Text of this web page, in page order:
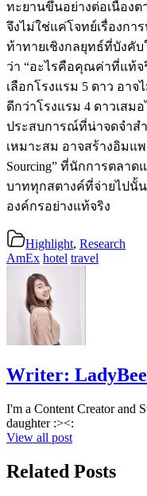
ทะยานขึ้นอย่างต่อเนื่อง
จึงไม่ใช่แค่โจทย์เรื่องก
ท้าทายเชิงกลยุทธ์ที่บังคับ
ว่า “อะไรคือคุณค่าที่แท้จ
เลือกโรงแรม 5 ดาว อา
ดีกว่าโรงแรม 4 ดาวเสม
ประสบการณ์ที่น่าจดจำส
เหมาะสม อาจสร้างอิมแ
Sourcing” ที่นักการตลา
บาททุกสตางค์ที่จ่ายไปนั้
องค์กรอย่างแท้จริง
Highlight, Research
AmEx hotel travel
Writer: LadyBee
I'm a Content Creator and
daughter :><:
View all post
Related Posts